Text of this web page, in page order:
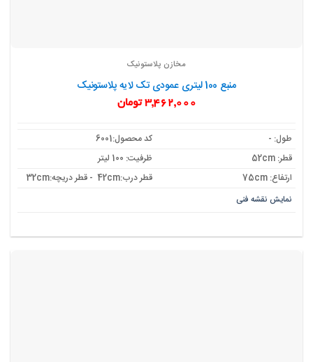
مخازن پلاستونیک
منبع 100 لیتری عمودی تک لایه پلاستونیک
3,462,000 تومان
طول: -
کد محصول:6001
قطر: 52cm
ظرفیت: 100 لیتر
ارتفاع: 75cm
قطر درب:42cm - قطر دریچه:32cm
نمایش نقشه فنی